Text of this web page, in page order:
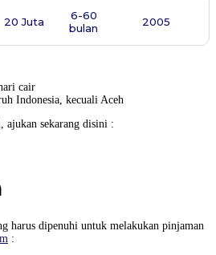
20 Juta
6-60
bulan
2005
cair
Indonesia, kecuali Aceh
ajukan sekarang disini :
harus dipenuhi untuk melakukan pinjaman
: